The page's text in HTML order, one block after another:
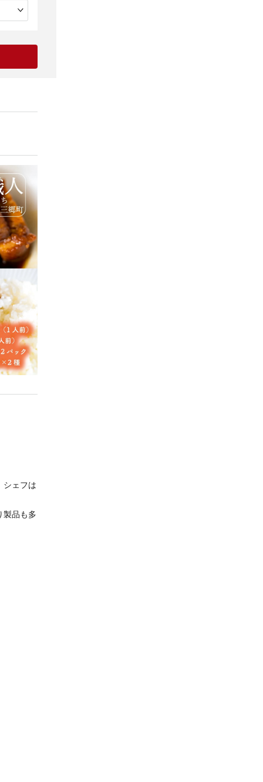
シェフは
製品も多